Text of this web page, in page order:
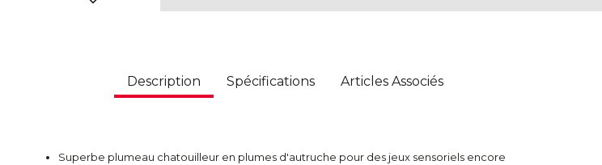
Description Spécifications Articles Associés
Superbe plumeau chatouilleur en plumes d'autruche pour des jeux sensoriels encore